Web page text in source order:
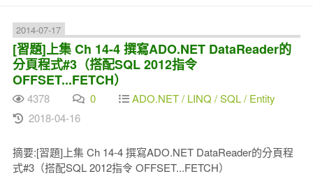
2014-07-17
[習題]上集 Ch 14-4 撰寫ADO.NET DataReader的
分頁程式#3（搭配SQL 2012指令
OFFSET...FETCH）
4378 0
ADO.NET / LINQ / SQL / Entity
2018-04-16
摘要:[習題]上集 Ch 14-4 撰寫ADO.NET DataReader的分頁程
式#3（搭配SQL 2012指令 OFFSET...FETCH）